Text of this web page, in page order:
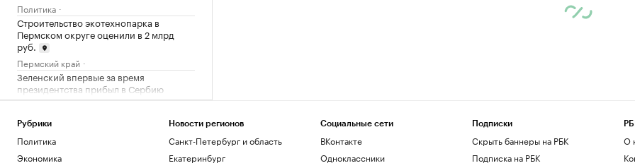
Политика
Строительство экотехнопарка в
Пермском округе оценили в 2 млрд
руб.
Пермский край
Зеленский впервые за время
президентства прибыл в Сербию
Политика
Как перейти «порог недоверия»:
Слащева и Wylsacom — о новых
технологиях
Технологии и медиа
Рубрики
Политика
Экономика
Новости регионов
Санкт-Петербург и область
Екатеринбург
Социальные сети
ВКонтакте
Одноклассники
Подписки
Скрыть баннеры на РБК
Подписка на РБК
О